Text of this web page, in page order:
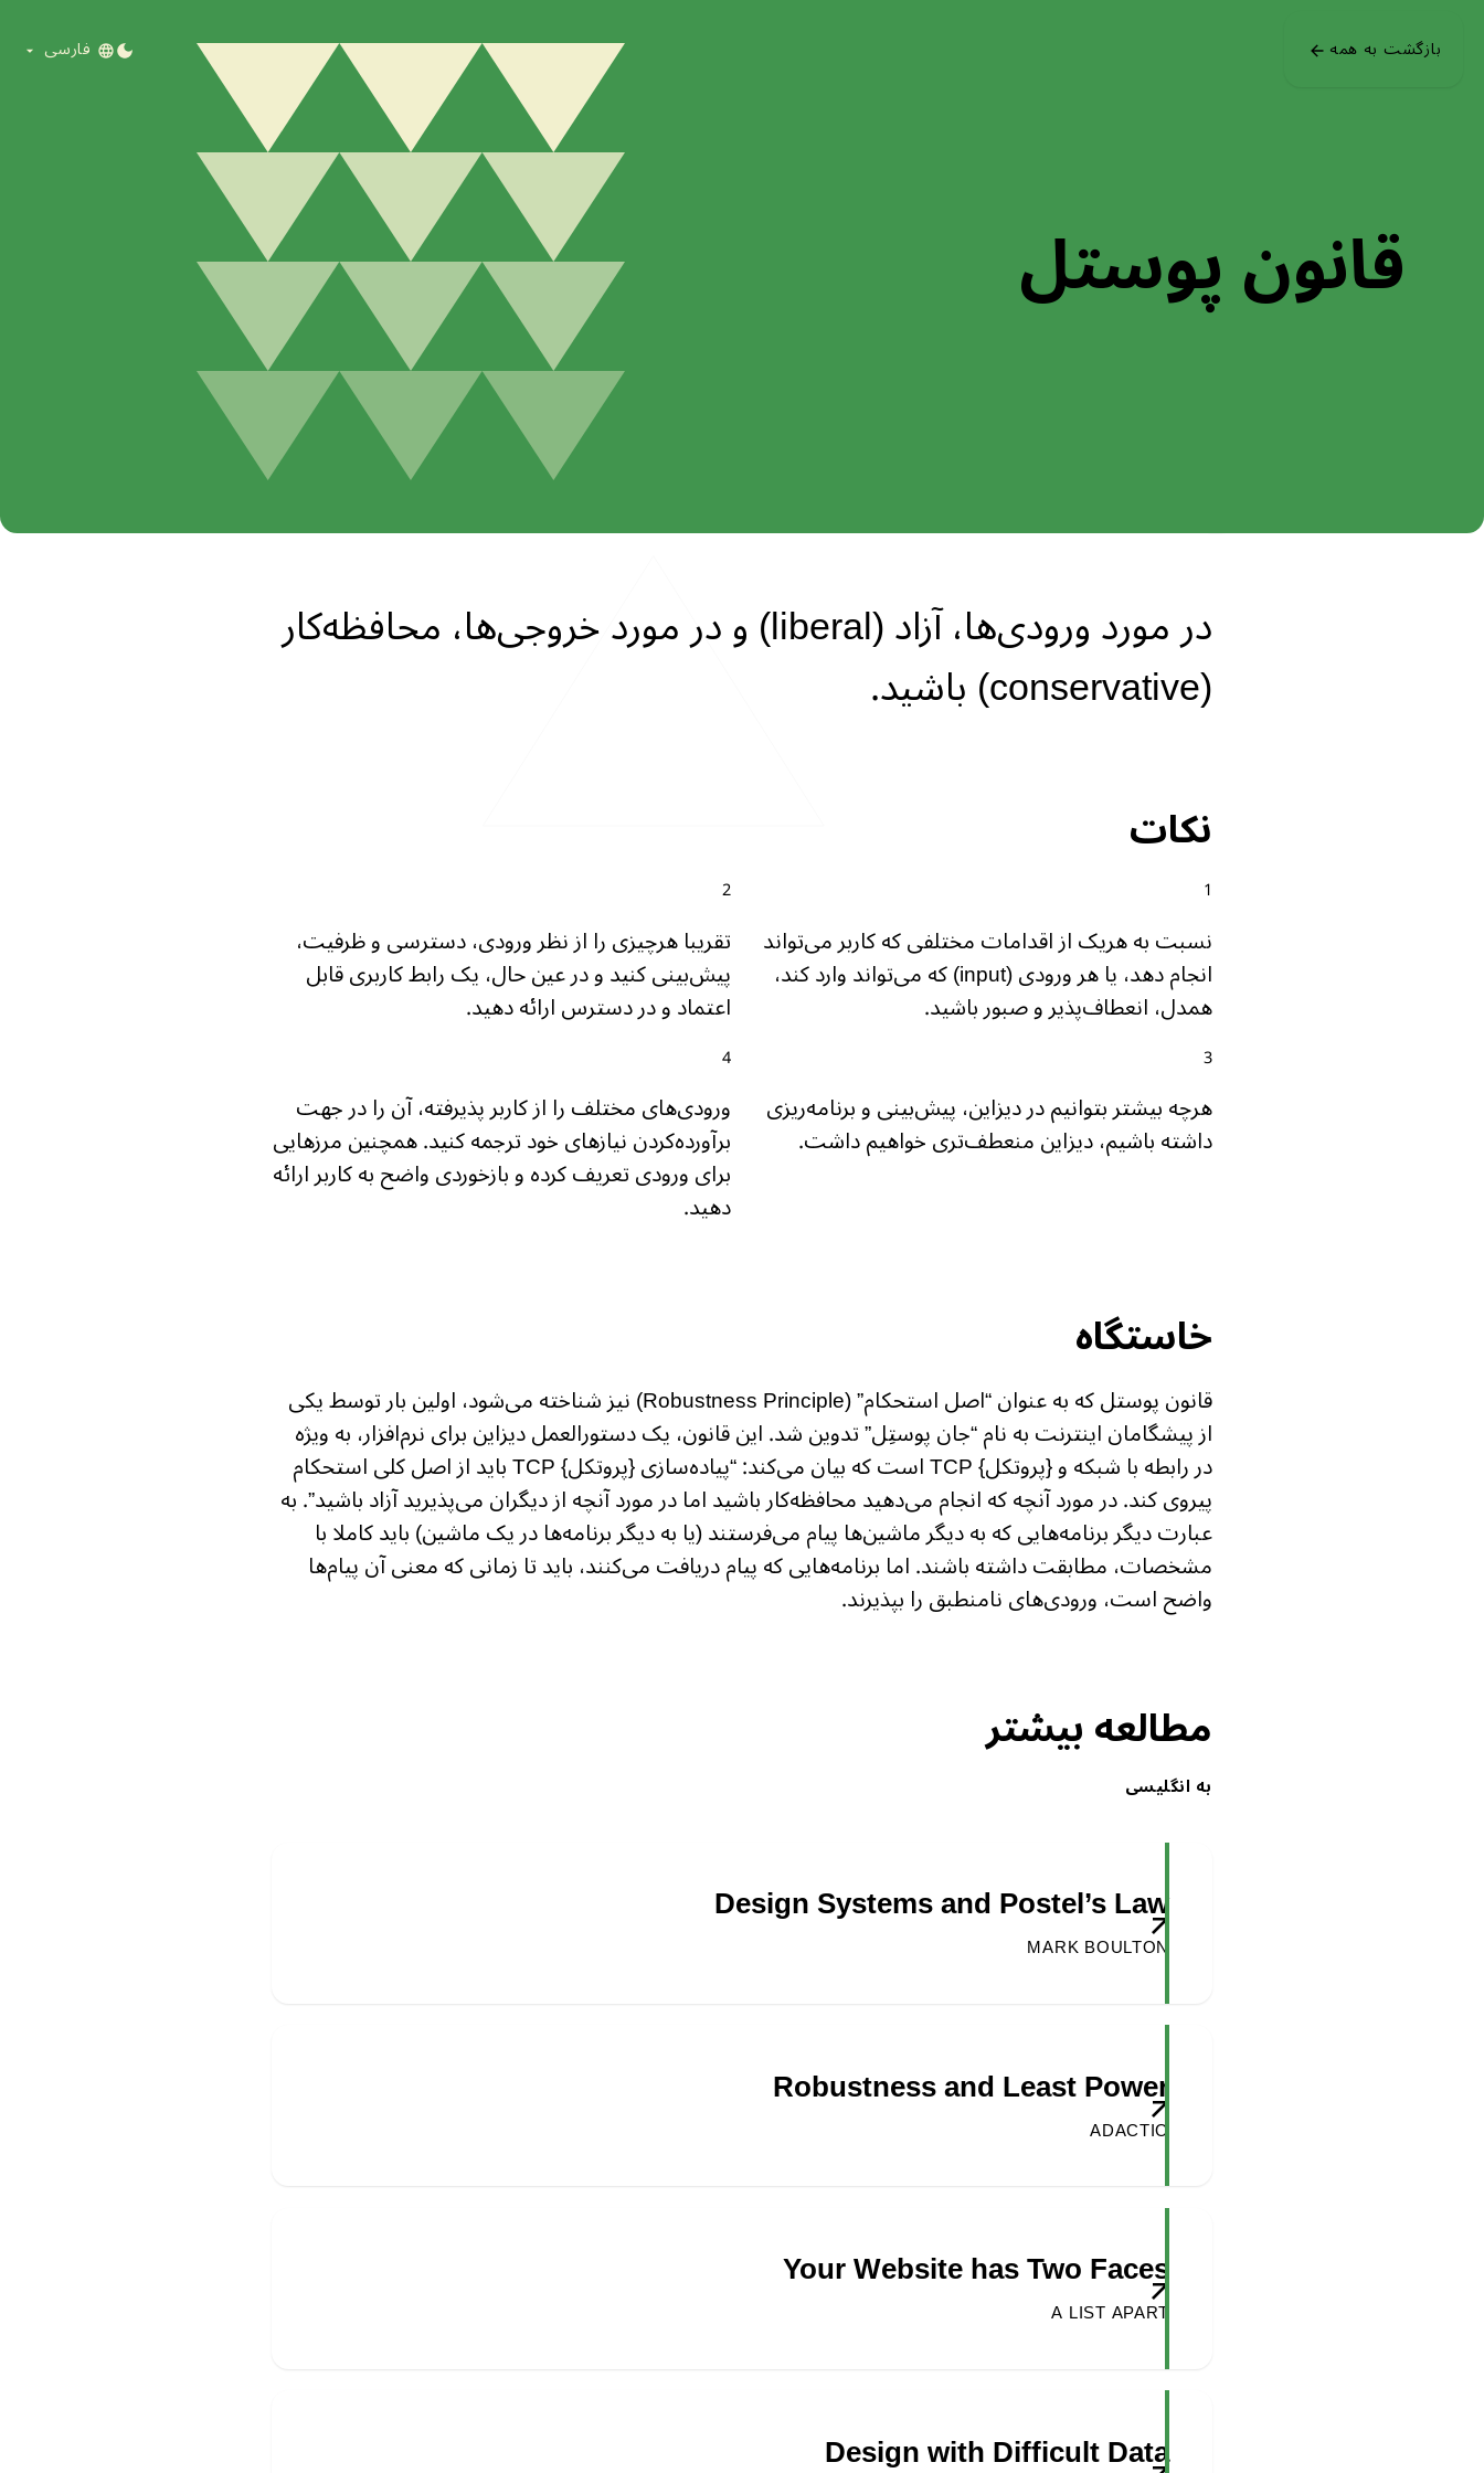
بازگشت به همه DARK MODE
فارسی
قانون پوستل
در مورد ورودی‌ها، آزاد (liberal) و در مورد خروجی‌ها، محافظه‌کار (conservative) باشید.
در مورد ورودی‌ها، آزاد (liberal) و در مورد خروجی‌ها، محافظه‌کار
(conservative) باشید.
نکات
نسبت به هریک از اقدامات مختلفی که کاربر می‌تواند
انجام دهد، یا هر ورودی (input) که می‌تواند وارد کند،
همدل، انعطاف‌پذیر و صبور باشید.
تقریبا هرچیزی را از نظر ورودی، دسترسی و ظرفیت،
پیش‌بینی کنید و در عین حال، یک رابط کاربری قابل
اعتماد و در دسترس ارائه دهید.
هرچه بیشتر بتوانیم در دیزاین، پیش‌بینی و برنامه‌ریزی
داشته باشیم، دیزاین منعطف‌تری خواهیم داشت.
ورودی‌های مختلف را از کاربر پذیرفته، آن را در جهت
برآورده‌کردن نیازهای خود ترجمه کنید. همچنین مرزهایی
برای ورودی تعریف کرده و بازخوردی واضح به کاربر ارائه
دهید.
خاستگاه
قانون پوستل که به عنوان “اصل استحکام” (Robustness Principle) نیز شناخته می‌شود، اولین بار توسط یکی
از پیشگامان اینترنت به نام “جان پوستِل” تدوین شد. این قانون، یک دستورالعمل دیزاین برای نرم‌افزار، به ویژه
در رابطه با شبکه و {پروتکل} TCP است که بیان می‌کند: “پیاده‌سازی {پروتکل} TCP باید از اصل کلی استحکام
پیروی کند. در مورد آنچه که انجام می‌دهید محافظه‌کار باشید اما در مورد آنچه از دیگران می‌پذیرید آزاد باشید”. به‌
عبارت‌ دیگر برنامه‌هایی که به دیگر ماشین‌ها پیام می‌فرستند (یا به دیگر برنامه‌ها در یک ماشین) باید کاملا با
مشخصات، مطابقت داشته باشند. اما برنامه‌هایی که پیام دریافت می‌کنند، باید تا زمانی که معنی آن پیام‌ها
واضح است، ورودی‌های نامنطبق را بپذیرند.
مطالعه بیشتر
به انگلیسی
Design Systems and Postel’s Law
MARK BOULTON
Robustness and Least Power
ADACTIO
Your Website has Two Faces
A LIST APART
Design with Difficult Data